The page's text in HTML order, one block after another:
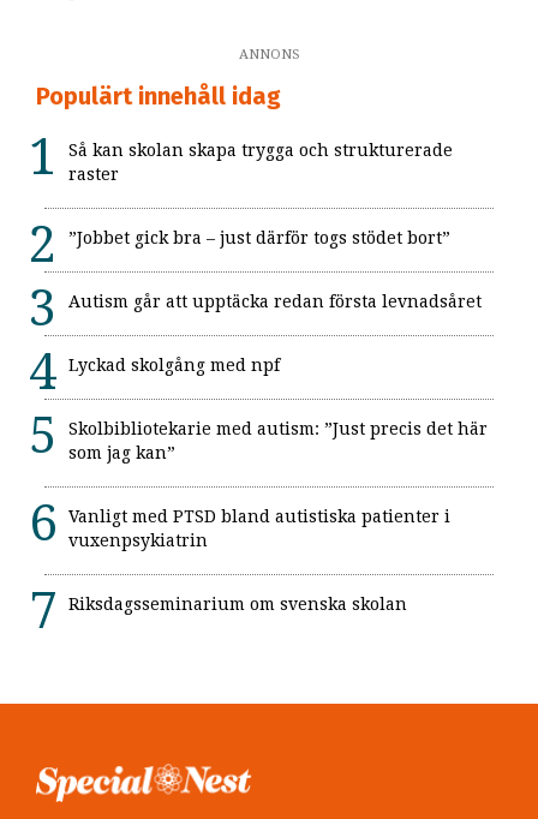
ANNONS
Populärt innehåll idag
Så kan skolan skapa trygga och strukturerade
raster
”Jobbet gick bra – just därför togs stödet bort”
Autism går att upptäcka redan första levnadsåret
Lyckad skolgång med npf
Skolbibliotekarie med autism: ”Just precis det här
som jag kan”
Vanligt med PTSD bland autistiska patienter i
vuxenpsykiatrin
Riksdagsseminarium om svenska skolan